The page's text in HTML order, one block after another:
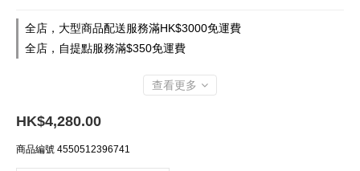
全店，大型商品配送服務滿HK$3000免運費
全店，自提點服務滿$350免運費
查看更多
HK$4,280.00
商品編號 4550512396741